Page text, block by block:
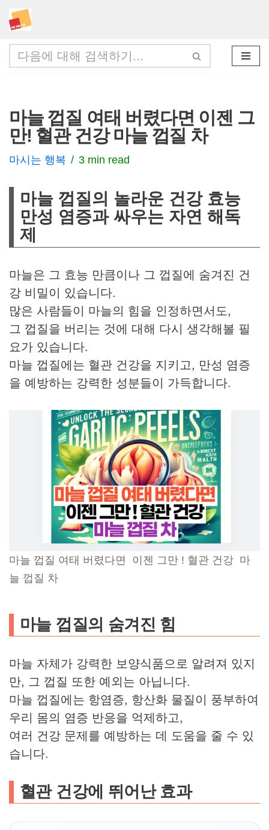
콘
텐
츠
너
뛰
기
마늘 껍질 여태 버렸다면 이젠 그
만! 혈관 건강 마늘 껍질 차
마시는 행복 3 min read
마늘 껍질의 놀라운 건강 효능
만성 염증과 싸우는 자연 해독
제
마늘은 그 효능 만큼이나 그 껍질에 숨겨진 건
강 비밀이 있습니다.
많은 사람들이 마늘의 힘을 인정하면서도,
그 껍질을 버리는 것에 대해 다시 생각해볼 필
요가 있습니다.
마늘 껍질에는 혈관 건강을 지키고, 만성 염증
을 예방하는 강력한 성분들이 가득합니다.
마늘 껍질 여태 버렸다면 이젠 그만 ! 혈관 건강 마
늘 껍질 차
마늘 껍질의 숨겨진 힘
마늘 자체가 강력한 보양식품으로 알려져 있지
만, 그 껍질 또한 예외는 아닙니다.
마늘 껍질에는 항염증, 항산화 물질이 풍부하여
우리 몸의 염증 반응을 억제하고,
여러 건강 문제를 예방하는 데 도움을 줄 수 있
습니다.
혈관 건강에 뛰어난 효과